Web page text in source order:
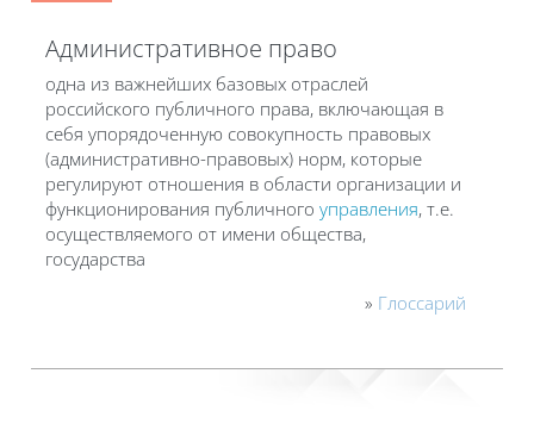
Административное право
одна из важнейших базовых отраслей
российского публичного права, включающая в
себя упорядоченную совокупность правовых
(административно-правовых) норм, которые
регулируют отношения в области организации и
функционирования публичного управления, т.е.
осуществляемого от имени общества,
государства
» Глоссарий